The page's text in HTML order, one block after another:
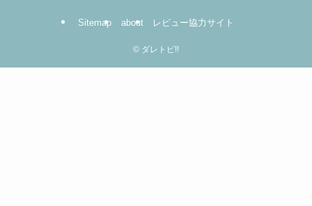
Sitemap about レビュー協力サイト
© ダレトピ!!